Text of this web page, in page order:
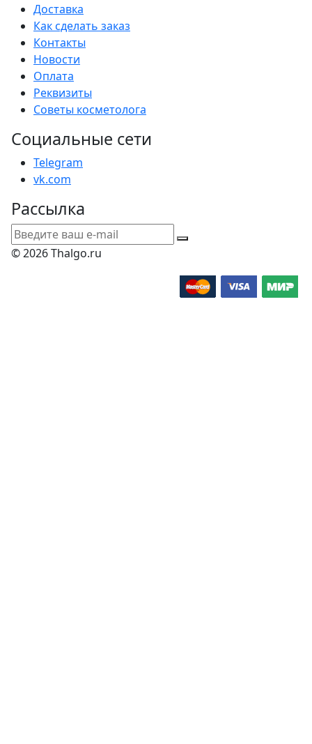
Доставка
Как сделать заказ
Контакты
Новости
Оплата
Реквизиты
Советы косметолога
Социальные сети
Telegram
vk.com
Рассылка
© 2026 Thalgo.ru